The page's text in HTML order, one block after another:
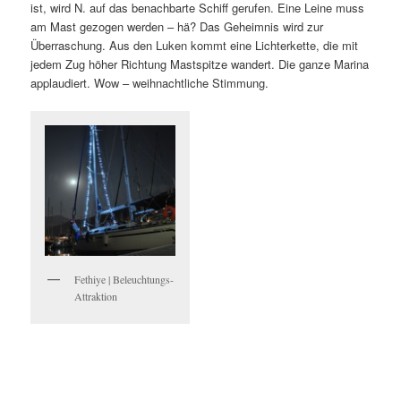
ist, wird N. auf das benachbarte Schiff gerufen. Eine Leine muss
am Mast gezogen werden – hä? Das Geheimnis wird zur
Überraschung. Aus den Luken kommt eine Lichterkette, die mit
jedem Zug höher Richtung Mastspitze wandert. Die ganze Marina
applaudiert. Wow – weihnachtliche Stimmung.
Fethiye | Beleuchtungs-
Attraktion